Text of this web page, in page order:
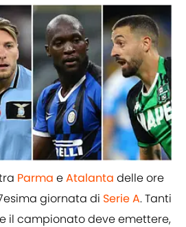
Parma eAtalanta delle ore
giornata di Serie A. Tanti
il campionato deve emettere,